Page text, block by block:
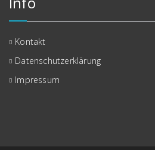
Kontakt
Datenschutzerklärung
Impressum